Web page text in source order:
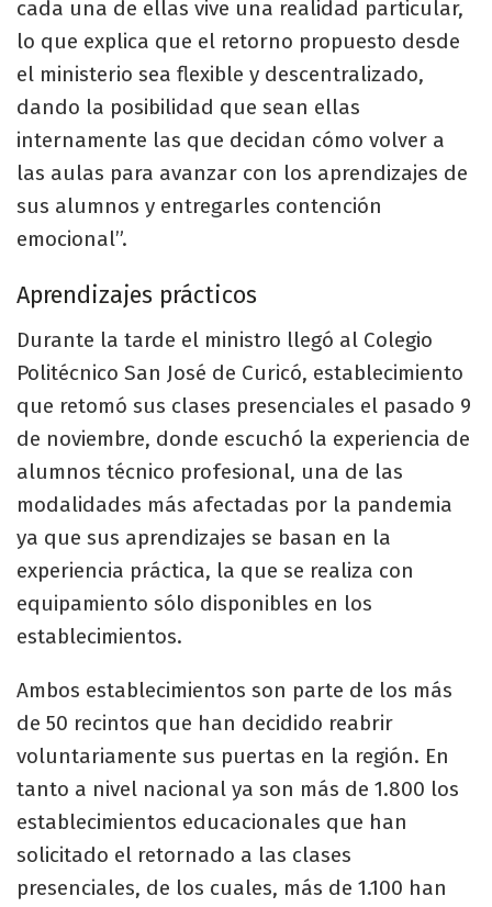
cada una de ellas vive una realidad particular,
lo que explica que el retorno propuesto desde
el ministerio sea flexible y descentralizado,
dando la posibilidad que sean ellas
internamente las que decidan cómo volver a
las aulas para avanzar con los aprendizajes de
sus alumnos y entregarles contención
emocional”.
Aprendizajes prácticos
Durante la tarde el ministro llegó al Colegio
Politécnico San José de Curicó, establecimiento
que retomó sus clases presenciales el pasado 9
de noviembre, donde escuchó la experiencia de
alumnos técnico profesional, una de las
modalidades más afectadas por la pandemia
ya que sus aprendizajes se basan en la
experiencia práctica, la que se realiza con
equipamiento sólo disponibles en los
establecimientos.
Ambos establecimientos son parte de los más
de 50 recintos que han decidido reabrir
voluntariamente sus puertas en la región. En
tanto a nivel nacional ya son más de 1.800 los
establecimientos educacionales que han
solicitado el retornado a las clases
presenciales, de los cuales, más de 1.100 han